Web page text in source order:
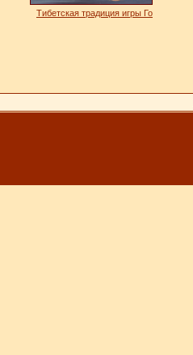
Тибетская традиция игры Го